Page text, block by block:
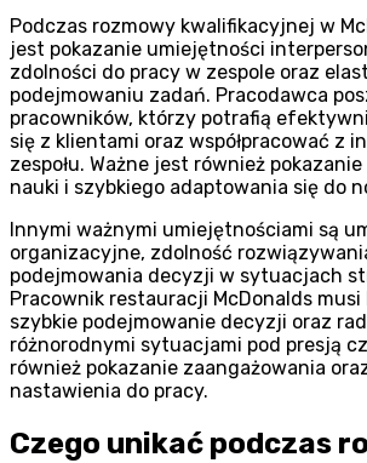
Podczas rozmowy kwalifikacyjnej w
jest pokazanie umiejętności
zdolności do pracy w zespole oraz
podejmowaniu zadań. Pracodawca
pracowników, którzy potrafią
się z klientami oraz współpracować z
zespołu. Ważne jest również
nauki i szybkiego adaptowania się do
Innymi ważnymi umiejętnościami są
organizacyjne, zdolność
podejmowania decyzji w sytuacjach
Pracownik restauracji McDonalds
szybkie podejmowanie decyzji oraz
różnorodnymi sytuacjami pod presją
również pokazanie zaangażowania
nastawienia do pracy.
Czego unikać podczas